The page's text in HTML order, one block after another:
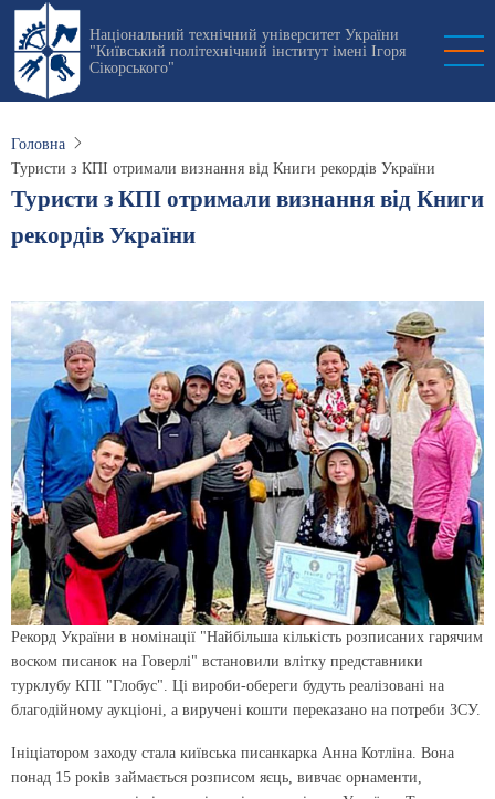
Перейти
основного
вмісту
Національний технічний університет України
"Київський політехнічний інститут імені Ігоря
Сікорського"
Головна
Туристи з КПІ отримали визнання від Книги рекордів України
Туристи з КПІ отримали визнання від Книги
рекордів України
Рекорд України в номінації "Найбільша кількість розписаних гарячим
воском писанок на Говерлі" встановили влітку представники
турклубу КПІ "Глобус". Ці вироби-обереги будуть реалізовані на
благодійному аукціоні, а виручені кошти переказано на потреби ЗСУ.
Ініціатором заходу стала київська писанкарка Анна Котліна. Вона
понад 15 років займається розписом яєць, вивчає орнаменти,